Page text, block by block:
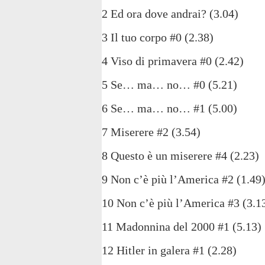
2 Ed ora dove andrai? (3.04)
3 Il tuo corpo #0 (2.38)
4 Viso di primavera #0 (2.42)
5 Se… ma… no… #0 (5.21)
6 Se… ma… no… #1 (5.00)
7 Miserere #2 (3.54)
8 Questo è un miserere #4 (2.23)
9 Non c’è più l’America #2 (1.49)
10 Non c’è più l’America #3
11 Madonnina del 2000 #1 (5.13)
12 Hitler in galera #1 (2.28)